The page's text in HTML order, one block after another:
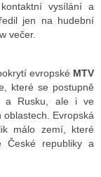
vysílání a
jen na hudební
večer.
evropské MTV
které se postupně
a Rusku, ale i ve
Evropská
málo zemí, které
České republiky a